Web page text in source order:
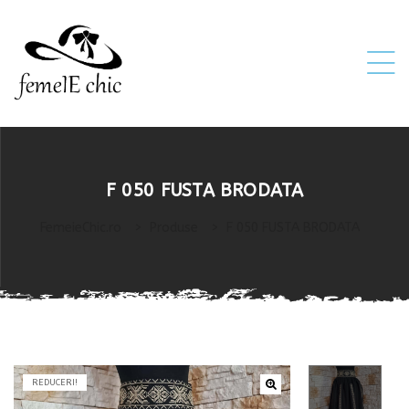
F 050 FUSTA BRODATA
REDUCERI!